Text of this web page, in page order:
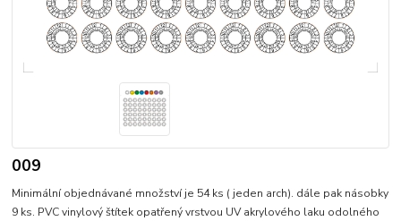
009
Minimální objednávané množství je 54 ks ( jeden arch). dále pak násobky
9 ks. PVC vinylový štítek opatřený vrstvou UV akrylového laku odolného